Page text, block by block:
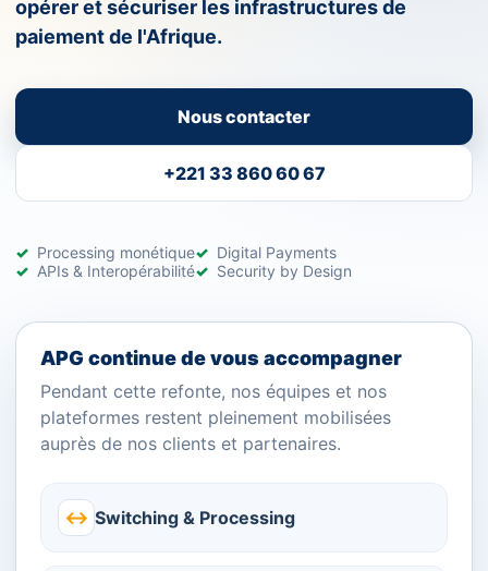
opérer et sécuriser les infrastructures de
paiement de l'Afrique.
Nous contacter
+221 33 860 60 67
Processing monétique
Digital Payments
APIs & Interopérabilité
Security by Design
APG continue de vous accompagner
Pendant cette refonte, nos équipes et nos
plateformes restent pleinement mobilisées
auprès de nos clients et partenaires.
↔ Switching & Processing